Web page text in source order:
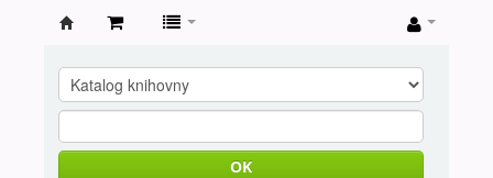
knihovna
Nové
Město
OK